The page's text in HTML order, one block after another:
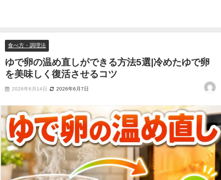
食べ方・調理法
ゆで卵の温め直しができる方法5選|冷めたゆで卵
を美味しく復活させるコツ
2026年6月14日 2026年6月7日